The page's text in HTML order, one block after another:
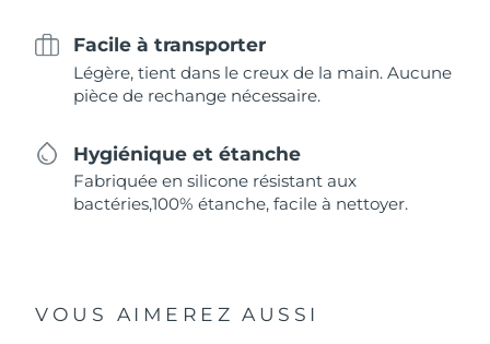
Facile à transporter
Légère, tient dans le creux de la main. Aucune
pièce de rechange nécessaire.
Hygiénique et étanche
Fabriquée en silicone résistant aux
bactéries,100% étanche, facile à nettoyer.
VOUS AIMEREZ AUSSI